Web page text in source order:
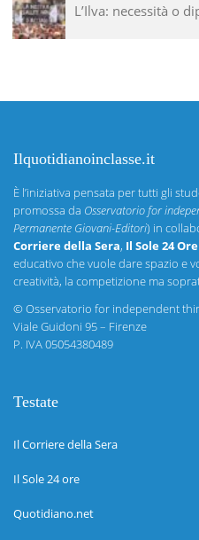
L’Ilva: necessità o
Ilquotidianoinclasse.it
È l’iniziativa pensata per tutti gli
promossa da Osservatorio for
Permanente Giovani-Editori) in
Corriere della Sera, Il Sole 24 Ore
educativo che vuole dare spazio e
creatività, la competizione ma
©Osservatorio for independent
Viale Guidoni 95 – Firenze
P. IVA 05054380489
Testate
Il Corriere della Sera
Il Sole 24 ore
Quotidiano.net